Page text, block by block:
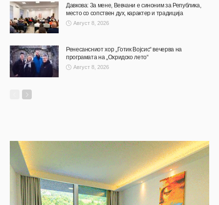
Давкова: За мене, Вевчани е синоним за Република,
место со сопствен дух, карактер и традиција
Август 8, 2026
Ренесансниот хор „Готик Војсис“ вечерва на
програмата на „Охридско лето“
Август 8, 2026